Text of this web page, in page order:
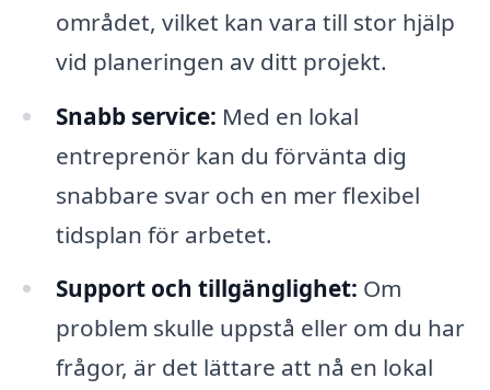
området, vilket kan vara till stor hjälp
vid planeringen av ditt projekt.
Snabb service: Med en lokal
entreprenör kan du förvänta dig
snabbare svar och en mer flexibel
tidsplan för arbetet.
Support och tillgänglighet: Om
problem skulle uppstå eller om du har
frågor, är det lättare att nå en lokal